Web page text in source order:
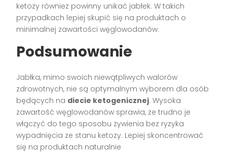
ketozy również powinny unikać jabłek. W takich
przypadkach lepiej skupić się na produktach o
minimalnej zawartości węglowodanów.
Podsumowanie
Jabłka, mimo swoich niewątpliwych walorów
zdrowotnych, nie są optymalnym wyborem dla osób
będących na diecie ketogenicznej. Wysoka
zawartość węglowodanów sprawia, że trudno je
włączyć do tego sposobu żywienia bez ryzyka
wypadnięcia ze stanu ketozy. Lepiej skoncentrować
się na produktach naturalnie